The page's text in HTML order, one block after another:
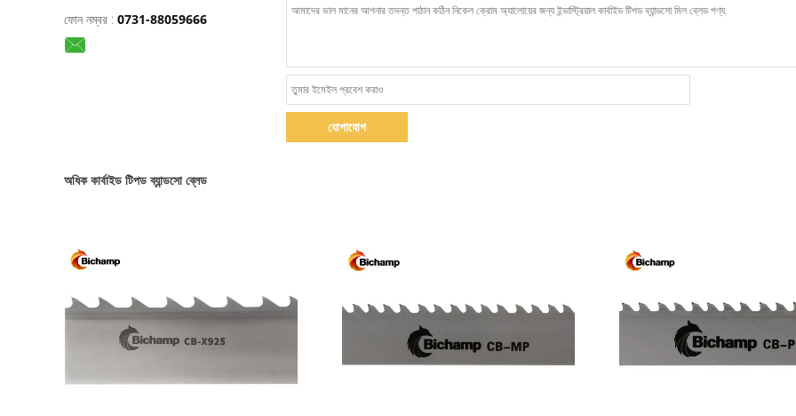
ফোন নম্বর : 0731-88059666
যোগাযোগ
অধিক কার্বাইড টিপড ব্যান্ডসো ব্লেড